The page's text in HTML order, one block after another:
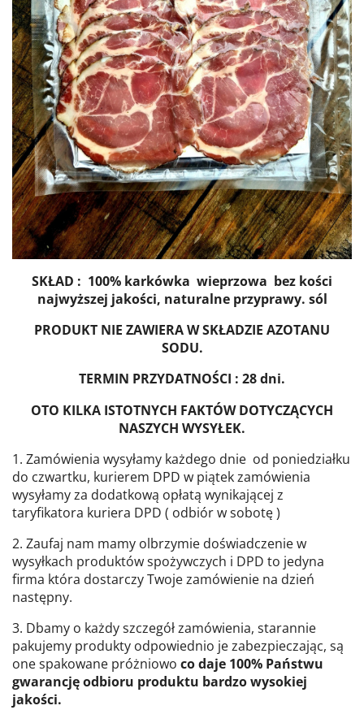
SKŁAD : 100% karkówka wieprzowa bez kości
najwyższej jakości, naturalne przyprawy. sól
PRODUKT NIE ZAWIERA W SKŁADZIE AZOTANU
SODU.
TERMIN PRZYDATNOŚCI : 28 dni.
OTO KILKA ISTOTNYCH FAKTÓW DOTYCZĄCYCH
NASZYCH WYSYŁEK.
1. Zamówienia wysyłamy każdego dnie od poniedziałku
do czwartku, kurierem DPD w piątek zamówienia
wysyłamy za dodatkową opłatą wynikającej z
taryfikatora kuriera DPD ( odbiór w sobotę )
2. Zaufaj nam mamy olbrzymie doświadczenie w
wysyłkach produktów spożywczych i DPD to jedyna
firma która dostarczy Twoje zamówienie na dzień
następny.
3. Dbamy o każdy szczegół zamówienia, starannie
pakujemy produkty odpowiednio je zabezpieczając, są
one spakowane próżniowo co daje 100% Państwu
gwarancję odbioru produktu bardzo wysokiej
jakości.